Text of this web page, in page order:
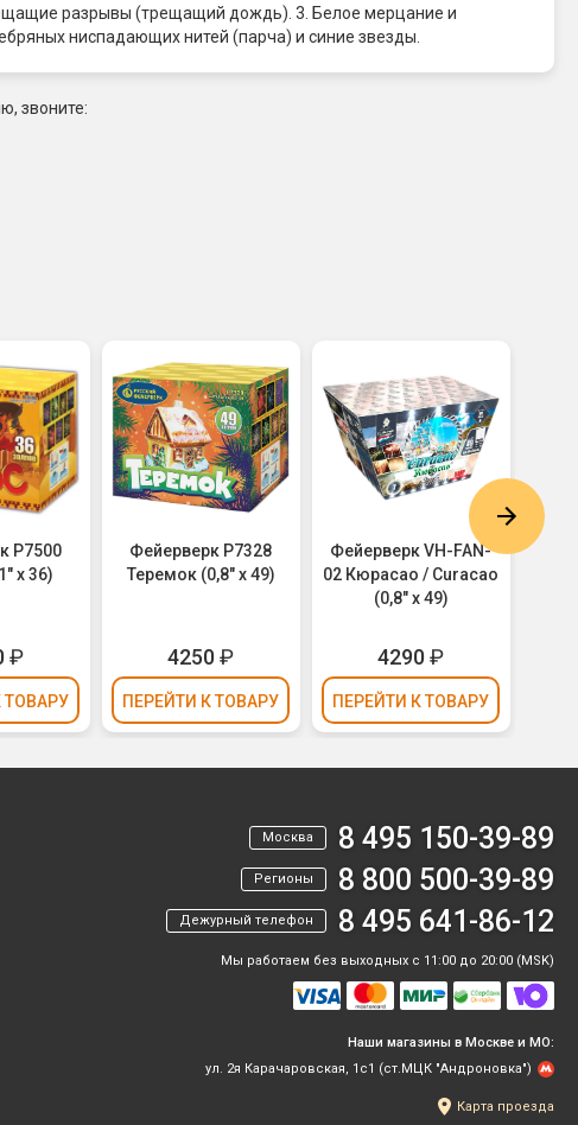
разрывы (трещащий дождь). 3. Белое мерцание и
ниспадающих нитей (парча) и синие звезды.
звоните:
Р7500
х 36)
₽
ТОВАРУ
Фейерверк Р7328
Теремок (0,8" х 49)
4250₽
ПЕРЕЙТИ К ТОВАРУ
Фейерверк VH-FAN-
02 Кюрасао / Curacao
(0,8" х 49)
4290₽
ПЕРЕЙТИ К ТОВАРУ
Москва 8 495 150-39-89
Регионы 8 800 500-39-89
Дежурный телефон 8 495 641-86-12
Мы работаем без выходных с 11:00 до 20:00 (MSK)
Наши магазины в Москве и МО:
ул. 2я Карачаровская, 1с1 (ст.МЦК "Андроновка")
Карта проезда